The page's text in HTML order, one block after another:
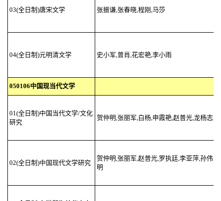
03(全日制)唐宋文学 张振谦,张春晓,程刚,马莎
04(全日制)元明清文学 史小军,曾肖,花宏艳,李小雨
050106中国现当代文学
01(全日制)中国当代文学/文化
研究
贺仲明,张丽军,白杨,申霞艳,赵普光,龙杨志,
02(全日制)中国现代文学研究
贺仲明,张丽军,赵普光,罗执廷,李亚萍,孙伟,
明